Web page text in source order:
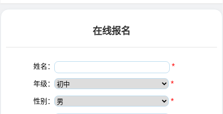
在线报名
姓名： *
年级： *
性别： *